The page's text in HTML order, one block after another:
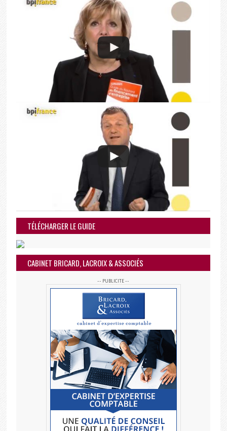
TÉLÉCHARGER LE GUIDE
CABINET BRICARD, LACROIX & ASSOCIÉS
-- PUBLICITE --